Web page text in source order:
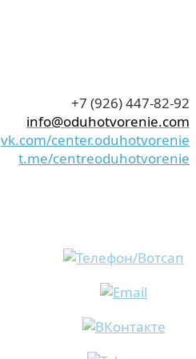
+7 (926) 447-82-92
info@oduhotvorenie.com
vk.com/center.oduhotvorenie
t.me/centreoduhotvorenie